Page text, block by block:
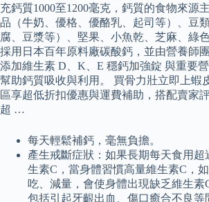
充鈣質1000至1200毫克，鈣質的食物來源
品（牛奶、優格、優酪乳、起司等）、豆
腐、豆漿等）、堅果、小魚乾、芝麻、綠
採用日本百年原料廠碳酸鈣，並由營養師
添加維生素 D、K、E 穩鈣加強錠 與重要
幫助鈣質吸收與利用。 買骨力壯立即上蝦
區享超低折扣優惠與運費補助，搭配賣家
超 …
每天輕鬆補鈣，毫無負擔。
產生戒斷症狀：如果長期每天食用超
生素C，當身體習慣高量維生素C，
吃、減量，會使身體出現缺乏維生素
包括引起牙齦出血、傷口癒合不良等